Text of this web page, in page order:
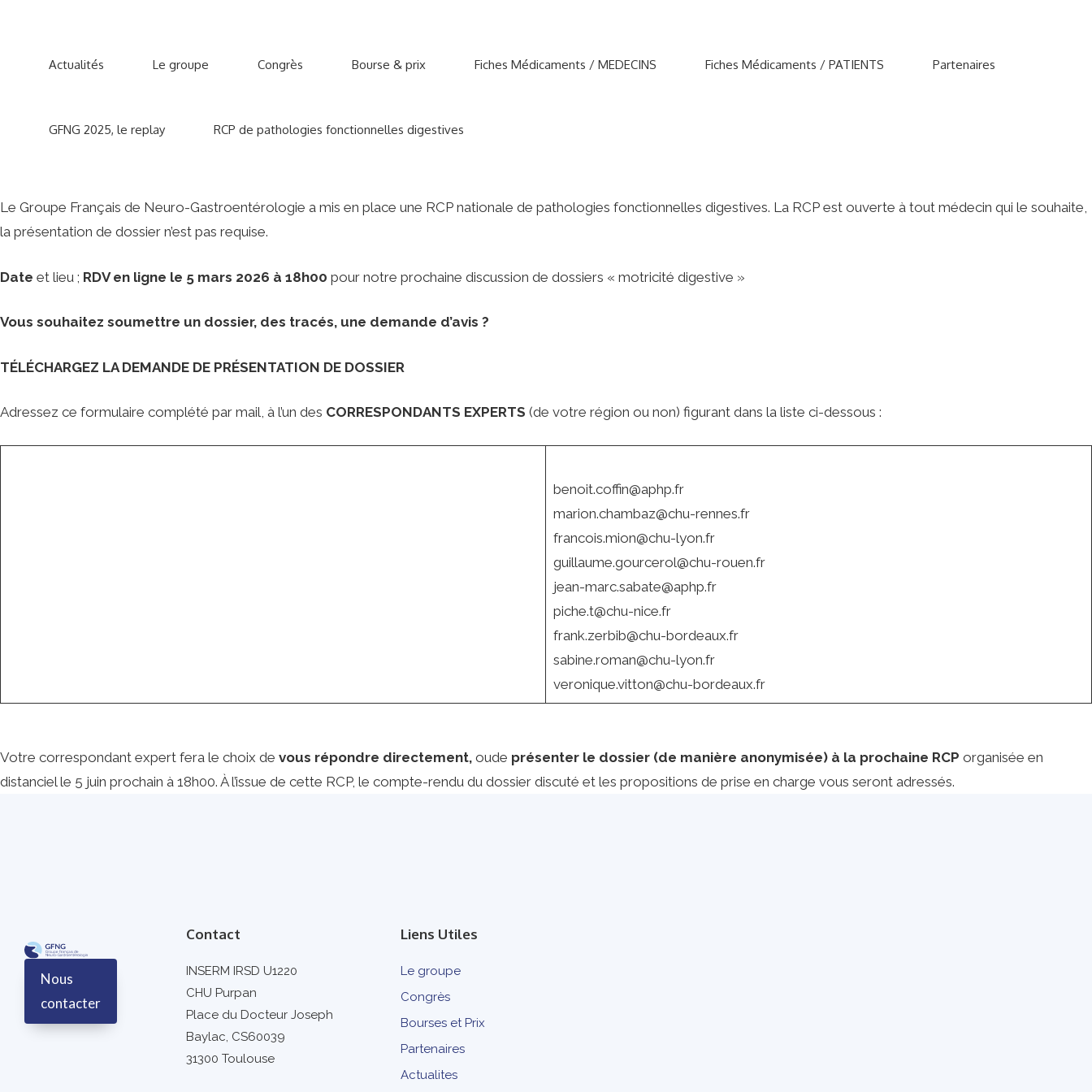
Actualités Le groupe Congrès Bourse & prix Fiches Médicaments / MEDECINS Fiches Médicaments / PATIENTS Partenaires
GFNG 2025, le replay RCP de pathologies fonctionnelles digestives
Le Groupe Français de Neuro-Gastroentérologie a mis en place une RCP nationale de pathologies fonctionnelles digestives. La RCP est ouverte à tout médecin qui le souhaite,
la présentation de dossier n’est pas requise.
Date et lieu ; RDV en ligne le 5 mars 2026 à 18h00 pour notre prochaine discussion de dossiers « motricité digestive »
Vous souhaitez soumettre un dossier, des tracés, une demande d’avis ?
TÉLÉCHARGEZ LA DEMANDE DE PRÉSENTATION DE DOSSIER
Adressez ce formulaire complété par mail, à l’un des CORRESPONDANTS EXPERTS (de votre région ou non) figurant dans la liste ci-dessous :
benoit.coffin@aphp.fr
marion.chambaz@chu-rennes.fr
francois.mion@chu-lyon.fr
guillaume.gourcerol@chu-rouen.fr
jean-marc.sabate@aphp.fr
piche.t@chu-nice.fr
frank.zerbib@chu-bordeaux.fr
sabine.roman@chu-lyon.fr
veronique.vitton@chu-bordeaux.fr
Votre correspondant expert fera le choix de vous répondre directement, oude présenter le dossier (de manière anonymisée) à la prochaine RCP organisée en
distanciel le 5 juin prochain à 18h00. À l’issue de cette RCP, le compte-rendu du dossier discuté et les propositions de prise en charge vous seront adressés.
Nous
contacter
Contact
INSERM IRSD U1220
CHU Purpan
Place du Docteur Joseph
Baylac, CS60039
31300 Toulouse
Liens Utiles
Le groupe
Congrès
Bourses et Prix
Partenaires
Actualites